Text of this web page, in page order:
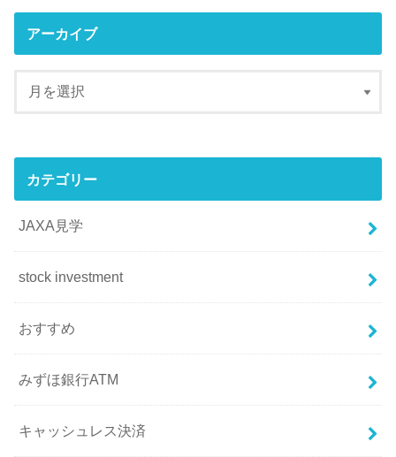
アーカイブ
カテゴリー
JAXA見学
stock investment
おすすめ
みずほ銀行ATM
キャッシュレス決済